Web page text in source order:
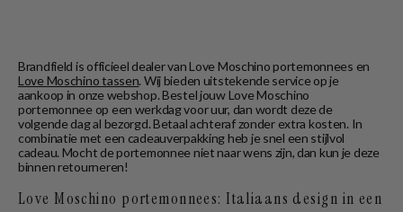
Brandfield is officieel dealer van Love Moschino portemonnees en
Love Moschino tassen. Wij bieden uitstekende service op je
aankoop in onze webshop. Bestel jouw Love Moschino
portemonnee op een werkdag voor uur, dan wordt deze de
volgende dag al bezorgd. Betaal achteraf zonder extra kosten. In
combinatie met een cadeauverpakking heb je snel een stijlvol
cadeau. Mocht de portemonnee niet naar wens zijn, dan kun je deze
binnen retourneren!
Love Moschino portemonnees: Italiaans design in een